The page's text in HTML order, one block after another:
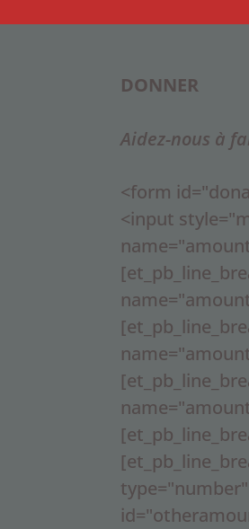
DONNER
Aidez-nous à
<form
<input